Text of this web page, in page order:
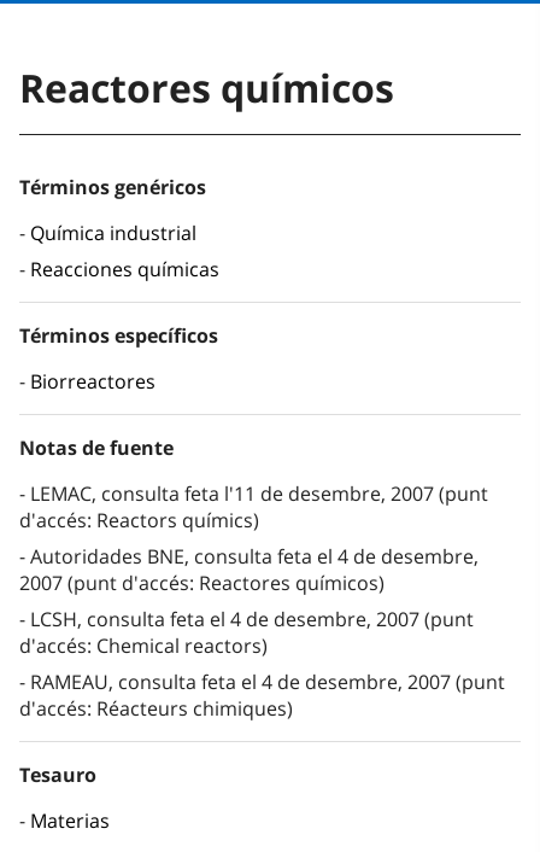
Reactores químicos
Términos genéricos
Química industrial
Reacciones químicas
Términos específicos
Biorreactores
Notas de fuente
LEMAC, consulta feta l'11 de desembre, 2007 (punt
d'accés: Reactors químics)
Autoridades BNE, consulta feta el 4 de desembre,
2007 (punt d'accés: Reactores químicos)
LCSH, consulta feta el 4 de desembre, 2007 (punt
d'accés: Chemical reactors)
RAMEAU, consulta feta el 4 de desembre, 2007 (punt
d'accés: Réacteurs chimiques)
Tesauro
Materias